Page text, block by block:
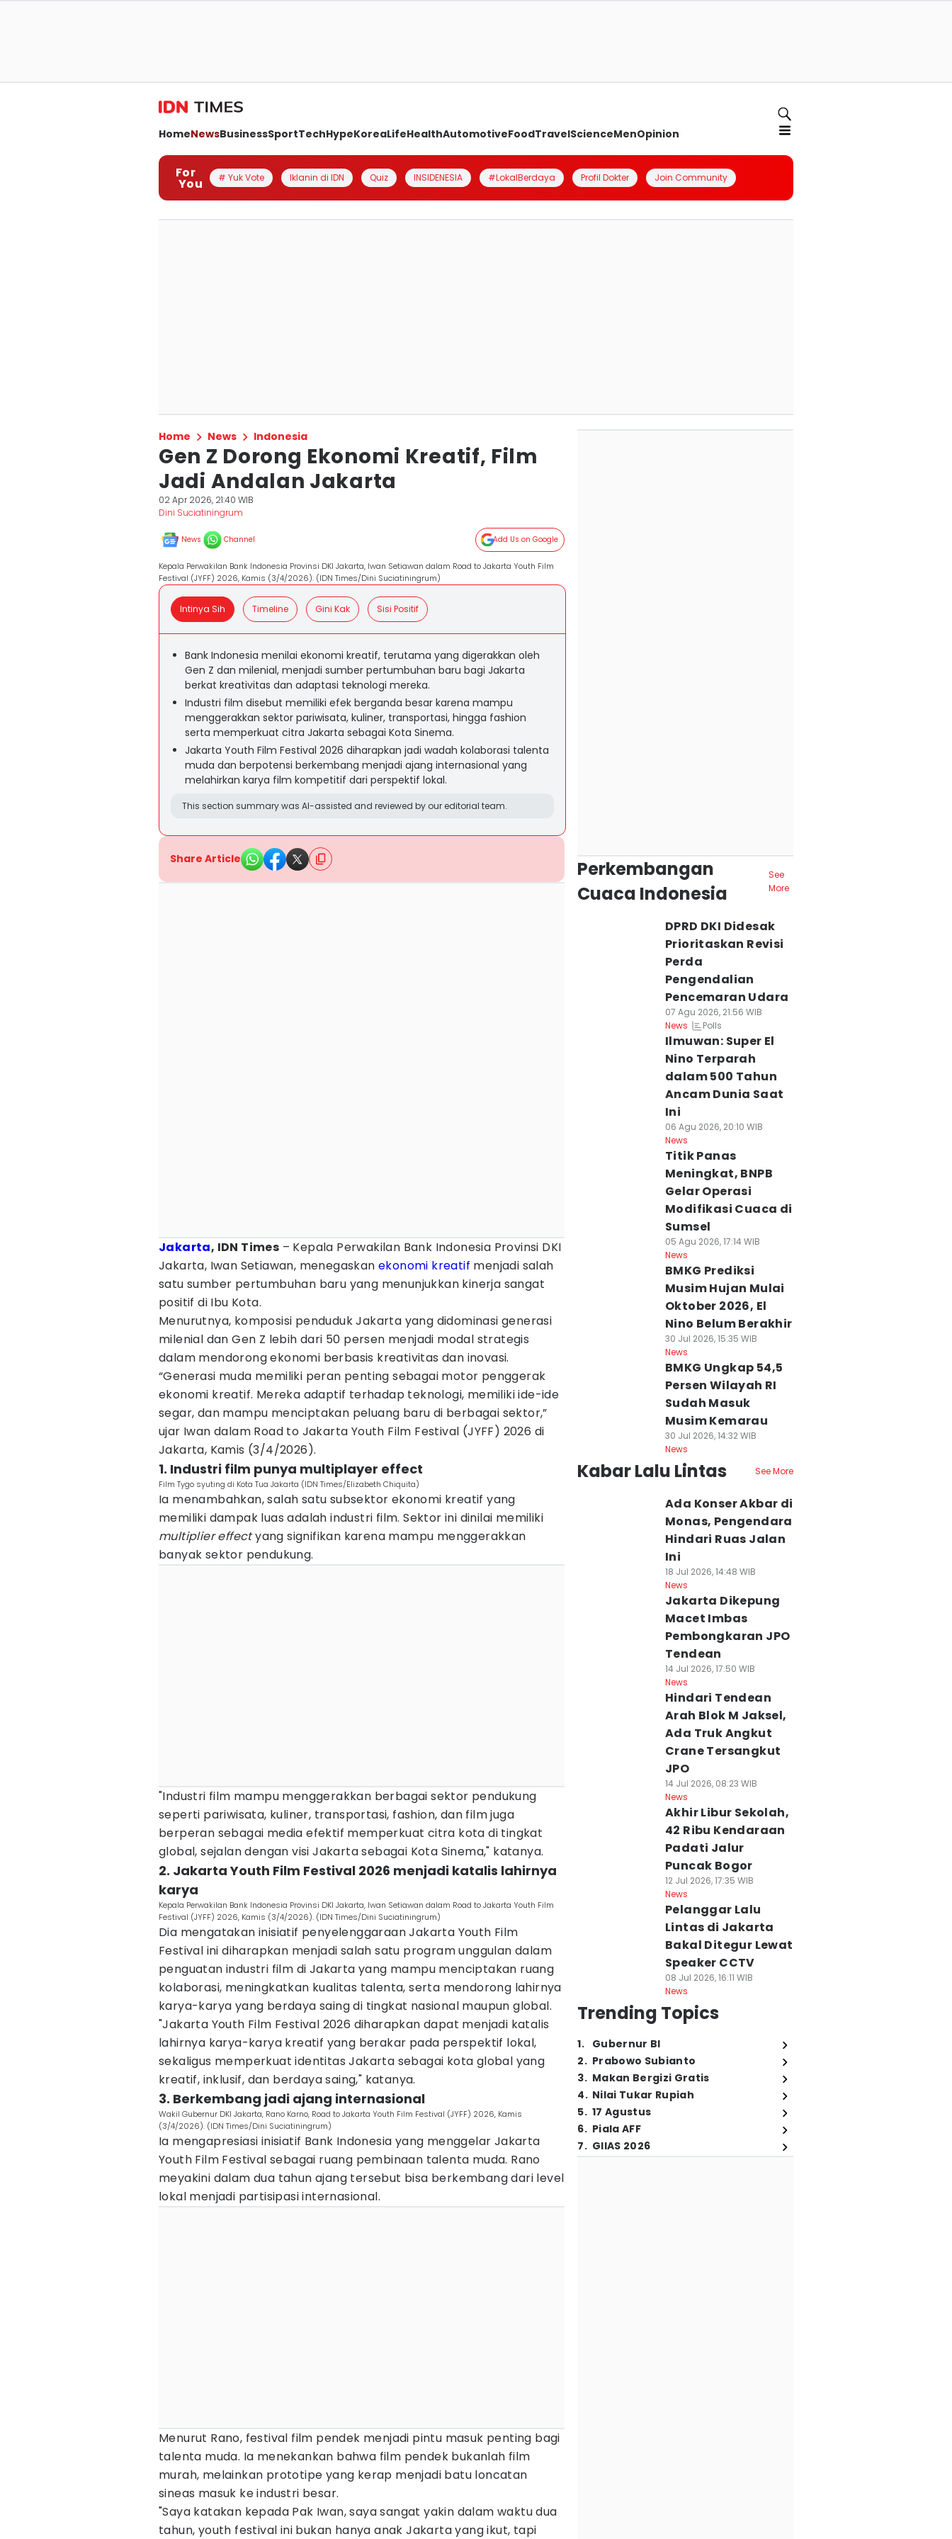
HomeNewsBusinessSportTechHypeKoreaLifeHealthAutomotiveFoodTravelScienceMenOpinion
For
You # Yuk Vote Iklanin di IDN Quiz INSIDENESIA #LokalBerdaya Profil Dokter Join Community
Home News Indonesia
Gen Z Dorong Ekonomi Kreatif, Film
Jadi Andalan Jakarta
02 Apr 2026, 21:40 WIB
Dini Suciatiningrum
News Channel Add Us on Google
Kepala Perwakilan Bank Indonesia Provinsi DKI Jakarta, Iwan Setiawan dalam Road to Jakarta Youth Film
Festival (JYFF) 2026, Kamis (3/4/2026). (IDN Times/Dini Suciatiningrum)
Intinya Sih Timeline Gini Kak Sisi Positif
Bank Indonesia menilai ekonomi kreatif, terutama yang digerakkan oleh
Gen Z dan milenial, menjadi sumber pertumbuhan baru bagi Jakarta
berkat kreativitas dan adaptasi teknologi mereka.
Industri film disebut memiliki efek berganda besar karena mampu
menggerakkan sektor pariwisata, kuliner, transportasi, hingga fashion
serta memperkuat citra Jakarta sebagai Kota Sinema.
Jakarta Youth Film Festival 2026 diharapkan jadi wadah kolaborasi talenta
muda dan berpotensi berkembang menjadi ajang internasional yang
melahirkan karya film kompetitif dari perspektif lokal.
This section summary was AI-assisted and reviewed by our editorial team.
Share Article
Jakarta, IDN Times – Kepala Perwakilan Bank Indonesia Provinsi DKI
Jakarta, Iwan Setiawan, menegaskan ekonomi kreatif menjadi salah
satu sumber pertumbuhan baru yang menunjukkan kinerja sangat
positif di Ibu Kota.
Menurutnya, komposisi penduduk Jakarta yang didominasi generasi
milenial dan Gen Z lebih dari 50 persen menjadi modal strategis
dalam mendorong ekonomi berbasis kreativitas dan inovasi.
“Generasi muda memiliki peran penting sebagai motor penggerak
ekonomi kreatif. Mereka adaptif terhadap teknologi, memiliki ide-ide
segar, dan mampu menciptakan peluang baru di berbagai sektor,”
ujar Iwan dalam Road to Jakarta Youth Film Festival (JYFF) 2026 di
Jakarta, Kamis (3/4/2026).
1. Industri film punya multiplayer effect
Film Tygo syuting di Kota Tua Jakarta (IDN Times/Elizabeth Chiquita)
Ia menambahkan, salah satu subsektor ekonomi kreatif yang
memiliki dampak luas adalah industri film. Sektor ini dinilai memiliki
multiplier effectyang signifikan karena mampu menggerakkan
banyak sektor pendukung.
"Industri film mampu menggerakkan berbagai sektor pendukung
seperti pariwisata, kuliner, transportasi, fashion, dan film juga
berperan sebagai media efektif memperkuat citra kota di tingkat
global, sejalan dengan visi Jakarta sebagai Kota Sinema," katanya.
2. Jakarta Youth Film Festival 2026 menjadi katalis lahirnya
karya
Kepala Perwakilan Bank Indonesia Provinsi DKI Jakarta, Iwan Setiawan dalam Road to Jakarta Youth Film
Festival (JYFF) 2026, Kamis (3/4/2026). (IDN Times/Dini Suciatiningrum)
Dia mengatakan inisiatif penyelenggaraan Jakarta Youth Film
Festival ini diharapkan menjadi salah satu program unggulan dalam
penguatan industri film di Jakarta yang mampu menciptakan ruang
kolaborasi, meningkatkan kualitas talenta, serta mendorong lahirnya
karya-karya yang berdaya saing di tingkat nasional maupun global.
"Jakarta Youth Film Festival 2026 diharapkan dapat menjadi katalis
lahirnya karya-karya kreatif yang berakar pada perspektif lokal,
sekaligus memperkuat identitas Jakarta sebagai kota global yang
kreatif, inklusif, dan berdaya saing," katanya.
3. Berkembang jadi ajang internasional
Wakil Gubernur DKI Jakarta, Rano Karno, Road to Jakarta Youth Film Festival (JYFF) 2026, Kamis
(3/4/2026). (IDN Times/Dini Suciatiningrum)
Ia mengapresiasi inisiatif Bank Indonesia yang menggelar Jakarta
Youth Film Festival sebagai ruang pembinaan talenta muda. Rano
meyakini dalam dua tahun ajang tersebut bisa berkembang dari level
lokal menjadi partisipasi internasional.
Menurut Rano, festival film pendek menjadi pintu masuk penting bagi
talenta muda. Ia menekankan bahwa film pendek bukanlah film
murah, melainkan prototipe yang kerap menjadi batu loncatan
sineas masuk ke industri besar.
"Saya katakan kepada Pak Iwan, saya sangat yakin dalam waktu dua
tahun, youth festival ini bukan hanya anak Jakarta yang ikut, tapi
Perkembangan
Cuaca Indonesia
See
More
DPRD DKI Didesak
Prioritaskan Revisi
Perda
Pengendalian
Pencemaran Udara
07 Agu 2026, 21:56 WIB
News
Polls
Ilmuwan: Super El
Nino Terparah
dalam 500 Tahun
Ancam Dunia Saat
Ini
06 Agu 2026, 20:10 WIB
News
Titik Panas
Meningkat, BNPB
Gelar Operasi
Modifikasi Cuaca di
Sumsel
05 Agu 2026, 17:14 WIB
News
BMKG Prediksi
Musim Hujan Mulai
Oktober 2026, El
Nino Belum Berakhir
30 Jul 2026, 15:35 WIB
News
BMKG Ungkap 54,5
Persen Wilayah RI
Sudah Masuk
Musim Kemarau
30 Jul 2026, 14:32 WIB
News
Kabar Lalu Lintas See More
Ada Konser Akbar di
Monas, Pengendara
Hindari Ruas Jalan
Ini
18 Jul 2026, 14:48 WIB
News
Jakarta Dikepung
Macet Imbas
Pembongkaran JPO
Tendean
14 Jul 2026, 17:50 WIB
News
Hindari Tendean
Arah Blok M Jaksel,
Ada Truk Angkut
Crane Tersangkut
JPO
14 Jul 2026, 08:23 WIB
News
Akhir Libur Sekolah,
42 Ribu Kendaraan
Padati Jalur
Puncak Bogor
12 Jul 2026, 17:35 WIB
News
Pelanggar Lalu
Lintas di Jakarta
Bakal Ditegur Lewat
Speaker CCTV
08 Jul 2026, 16:11 WIB
News
Trending Topics
1. Gubernur BI
2. Prabowo Subianto
3. Makan Bergizi Gratis
4. Nilai Tukar Rupiah
5. 17 Agustus
6. Piala AFF
7. GIIAS 2026